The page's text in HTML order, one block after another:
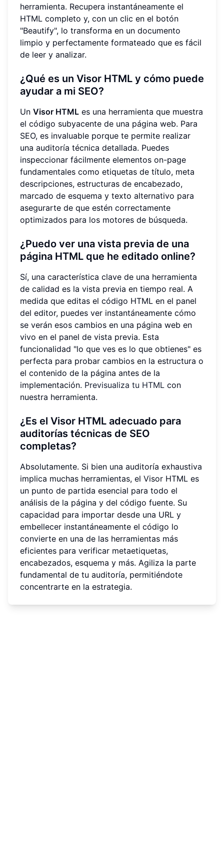
herramienta. Recupera instantáneamente el
HTML completo y, con un clic en el botón
"Beautify", lo transforma en un documento
limpio y perfectamente formateado que es fácil
de leer y analizar.
¿Qué es un Visor HTML y cómo puede
ayudar a mi SEO?
Un Visor HTML es una herramienta que muestra
el código subyacente de una página web. Para
SEO, es invaluable porque te permite realizar
una auditoría técnica detallada. Puedes
inspeccionar fácilmente elementos on-page
fundamentales como etiquetas de título, meta
descripciones, estructuras de encabezado,
marcado de esquema y texto alternativo para
asegurarte de que estén correctamente
optimizados para los motores de búsqueda.
¿Puedo ver una vista previa de una
página HTML que he editado online?
Sí, una característica clave de una herramienta
de calidad es la vista previa en tiempo real. A
medida que editas el código HTML en el panel
del editor, puedes ver instantáneamente cómo
se verán esos cambios en una página web en
vivo en el panel de vista previa. Esta
funcionalidad "lo que ves es lo que obtienes" es
perfecta para probar cambios en la estructura o
el contenido de la página antes de la
implementación. Previsualiza tu HTML con
nuestra herramienta.
¿Es el Visor HTML adecuado para
auditorías técnicas de SEO
completas?
Absolutamente. Si bien una auditoría exhaustiva
implica muchas herramientas, el Visor HTML es
un punto de partida esencial para todo el
análisis de la página y del código fuente. Su
capacidad para importar desde una URL y
embellecer instantáneamente el código lo
convierte en una de las herramientas más
eficientes para verificar metaetiquetas,
encabezados, esquema y más. Agiliza la parte
fundamental de tu auditoría, permitiéndote
concentrarte en la estrategia.